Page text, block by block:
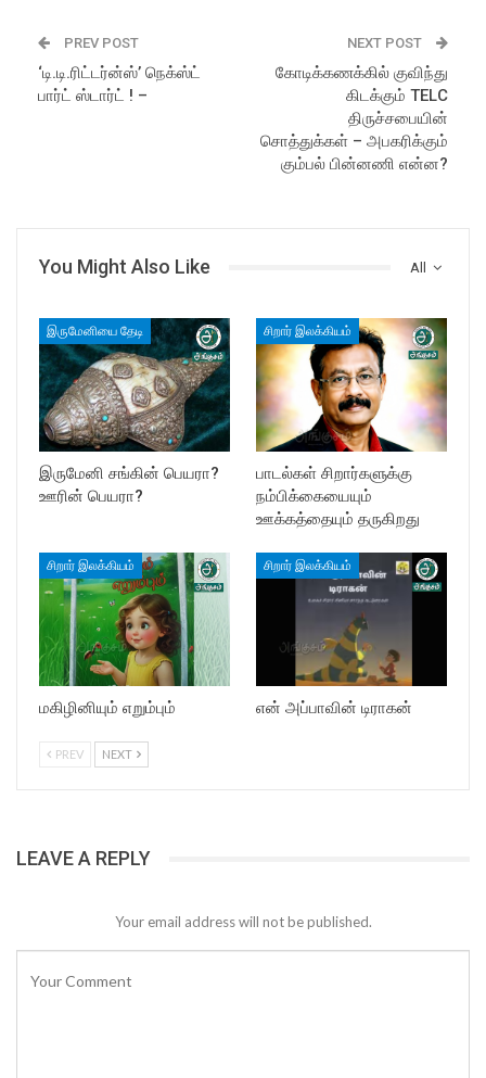
PREV POST
‘டி.டி.ரிட்டர்ன்ஸ்’ நெக்ஸ்ட்
பார்ட் ஸ்டார்ட் ! –
NEXT POST
கோடிக்கணக்கில் குவிந்து
கிடக்கும் TELC
திருச்சபையின்
சொத்துக்கள் – அபகரிக்கும்
கும்பல் பின்னணி என்ன?
All
You Might Also Like
இருமேனியை தேடி
இருமேனி சங்கின் பெயரா?
ஊரின் பெயரா?
சிறார் இலக்கியம்
பாடல்கள் சிறார்களுக்கு
நம்பிக்கையையும்
ஊக்கத்தையும் தருகிறது
சிறார் இலக்கியம்
மகிழினியும் எறும்பும்
சிறார் இலக்கியம்
என் அப்பாவின் டிராகன்
PREV NEXT
LEAVE A REPLY
Your email address will not be published.